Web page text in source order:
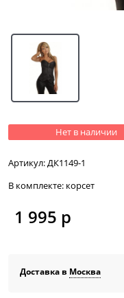
Нет в наличии
Артикул:ДК1149-1
В комплекте: корсет
1 995 р
Доставка в Москва